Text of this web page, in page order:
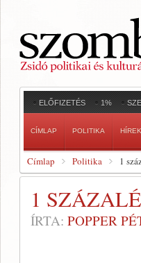
ELŐFIZETÉS 1%
CÍMLAP POLITIKA HÍREK
Címlap Politika 1
1
ÍRTA: POPPER